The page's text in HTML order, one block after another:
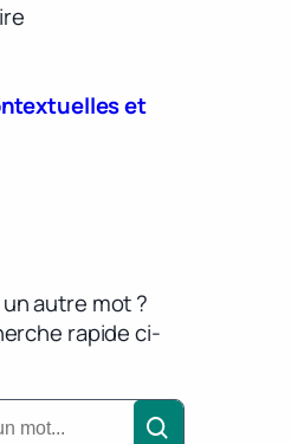
et
autre mot ?
rapide ci-